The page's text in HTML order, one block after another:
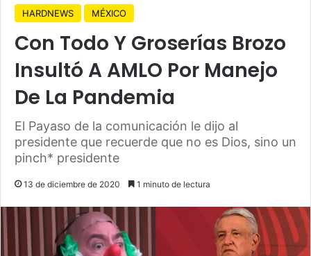
HARDNEWS MÉXICO
Con Todo Y Groserías Brozo
Insultó A AMLO Por Manejo
De La Pandemia
El Payaso de la comunicación le dijo al
presidente que recuerde que no es Dios, sino un
pinch* presidente
13 de diciembre de 2020 1 minuto de lectura